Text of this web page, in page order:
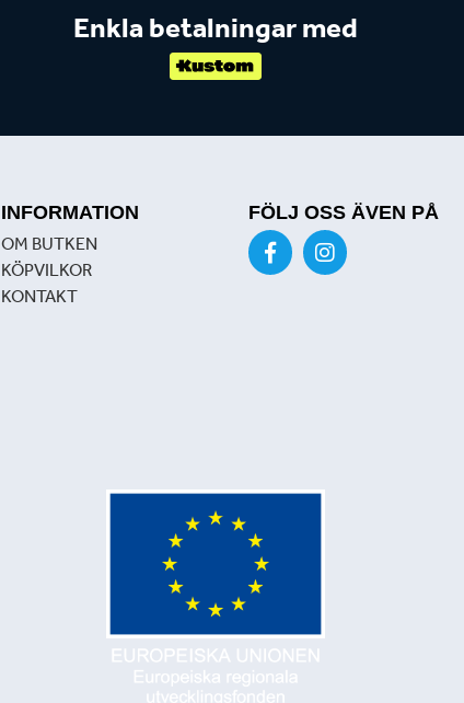
Enkla betalningar med
INFORMATION
OM BUTKEN
KÖPVILKOR
KONTAKT
FÖLJ OSS ÄVEN PÅ